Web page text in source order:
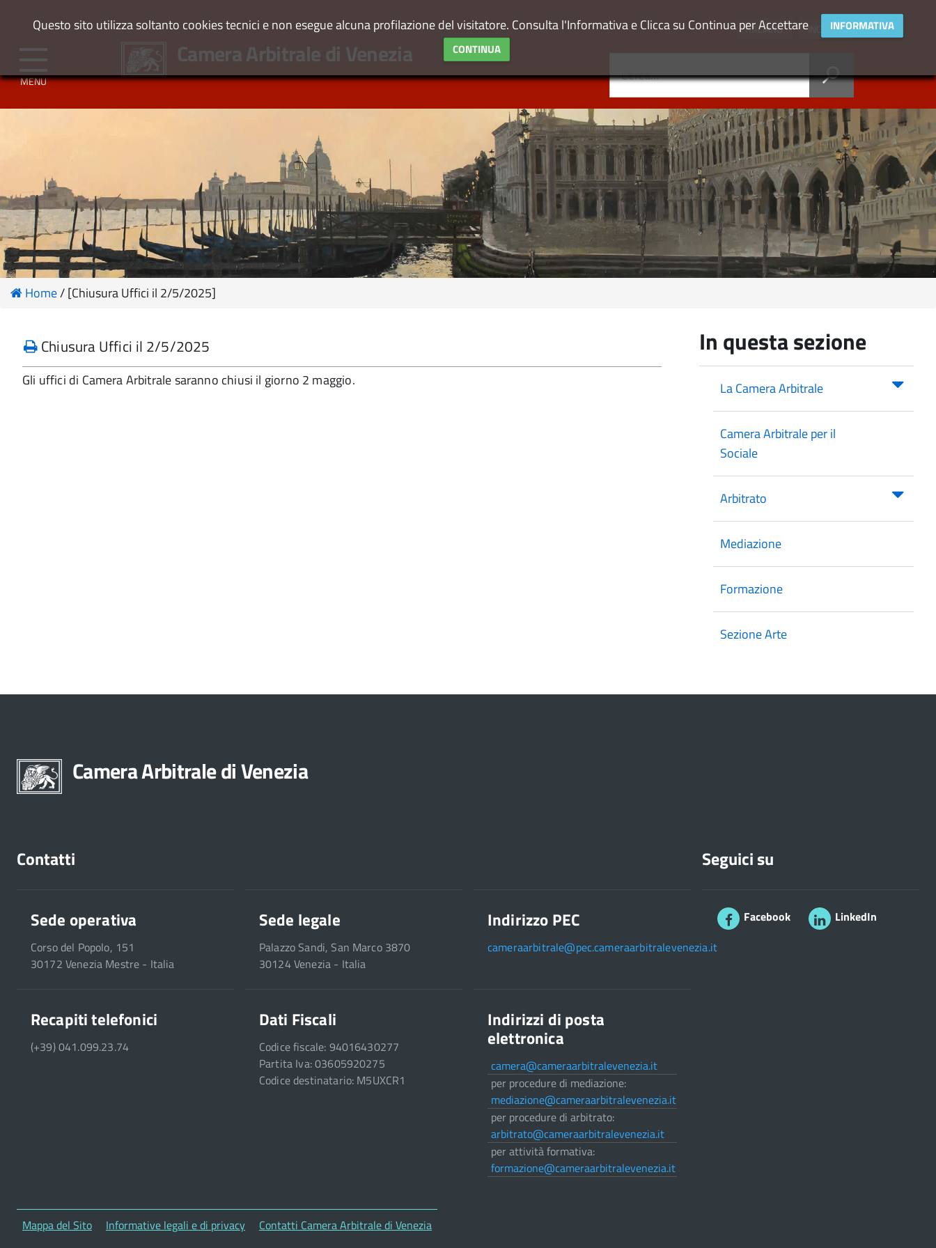
MENU
Camera Arbitraledi Venezia
ITALIANO INGLESE
Home/ [Chiusura Uffici il 2/5/2025]
Chiusura Uffici il 2/5/2025
Gli uffici di Camera Arbitrale saranno chiusi il giorno 2 maggio.
In questa sezione
La Camera Arbitrale
Camera Arbitrale per il
Sociale
Arbitrato
Mediazione
Formazione
Sezione Arte
Camera Arbitrale di Venezia
Contatti
Sede operativa
Corso del Popolo, 151
30172 Venezia Mestre - Italia
Recapiti telefonici
(+39) 041.099.23.74
Sede legale
Palazzo Sandi, San Marco 3870
30124 Venezia - Italia
Dati Fiscali
Codice fiscale: 94016430277
Partita Iva: 03605920275
Codice destinatario: M5UXCR1
Indirizzo PEC
cameraarbitrale@pec.cameraarbitralevenezia.it
Indirizzi di posta
elettronica
camera@cameraarbitralevenezia.it
per procedure di mediazione:
mediazione@cameraarbitralevenezia.it
per procedure di arbitrato:
arbitrato@cameraarbitralevenezia.it
per attività formativa:
formazione@cameraarbitralevenezia.it
Seguici su
Facebook LinkedIn
Mappa del Sito Informative legali e di privacy Contatti Camera Arbitrale di Venezia
Questo sito utilizza soltanto cookies tecnici e non esegue alcuna profilazione del visitatore. Consulta l'Informativa e Clicca su Continua per Accettare
INFORMATIVA
CONTINUA